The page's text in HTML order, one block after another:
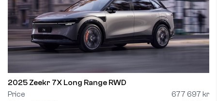
2025 Zeekr 7X Long Range RWD
Price
677 697 kr